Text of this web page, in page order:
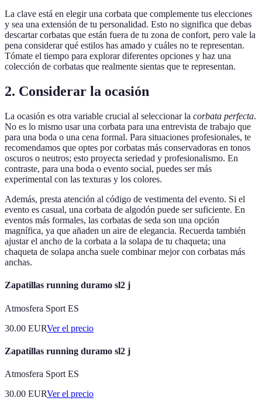
La clave está en elegir una corbata que complemente tus elecciones
y sea una extensión de tu personalidad. Esto no significa que debas
descartar corbatas que están fuera de tu zona de confort, pero vale la
pena considerar qué estilos has amado y cuáles no te representan.
Tómate el tiempo para explorar diferentes opciones y haz una
colección de corbatas que realmente sientas que te representan.
2. Considerar la ocasión
La ocasión es otra variable crucial al seleccionar la corbata perfecta.
No es lo mismo usar una corbata para una entrevista de trabajo que
para una boda o una cena formal. Para situaciones profesionales, te
recomendamos que optes por corbatas más conservadoras en tonos
oscuros o neutros; esto proyecta seriedad y profesionalismo. En
contraste, para una boda o evento social, puedes ser más
experimental con las texturas y los colores.
Además, presta atención al código de vestimenta del evento. Si el
evento es casual, una corbata de algodón puede ser suficiente. En
eventos más formales, las corbatas de seda son una opción
magnífica, ya que añaden un aire de elegancia. Recuerda también
ajustar el ancho de la corbata a la solapa de tu chaqueta; una
chaqueta de solapa ancha suele combinar mejor con corbatas más
anchas.
Zapatillas running duramo sl2 j
Atmosfera Sport ES
30.00 EURVer el precio
Zapatillas running duramo sl2 j
Atmosfera Sport ES
30.00 EURVer el precio